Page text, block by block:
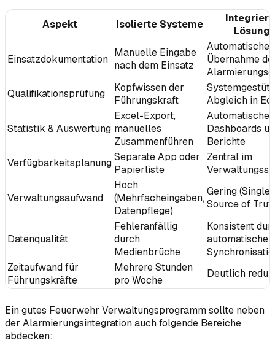
Aspekt Isolierte Systeme
Lösung
Einsatzdokumentation
Manuelle Eingabe
nach dem Einsatz
Automatische
Übernahme
Qualifikationsprüfung
Kopfwissen der
Führungskraft
Abgleich in
Statistik & Auswertung
Excel-Export,
manuelles
Zusammenführen
Automatische
Dashboards
Berichte
VerfügbarkeitsplanungSeparate App oder
Papierliste
Zentral im
Verwaltungsaufwand
Hoch
(Mehrfacheingaben,
Datenpflege)
Gering (Single
Source of
Datenqualität
Fehleranfällig
durch
Medienbrüche
Konsistent
automatische
Zeitaufwand für
Führungskräfte
Mehrere Stunden
pro Woche
Deutlich
Ein gutes Feuerwehr Verwaltungsprogramm sollte neben
der Alarmierungsintegration auch folgende Bereiche
abdecken: